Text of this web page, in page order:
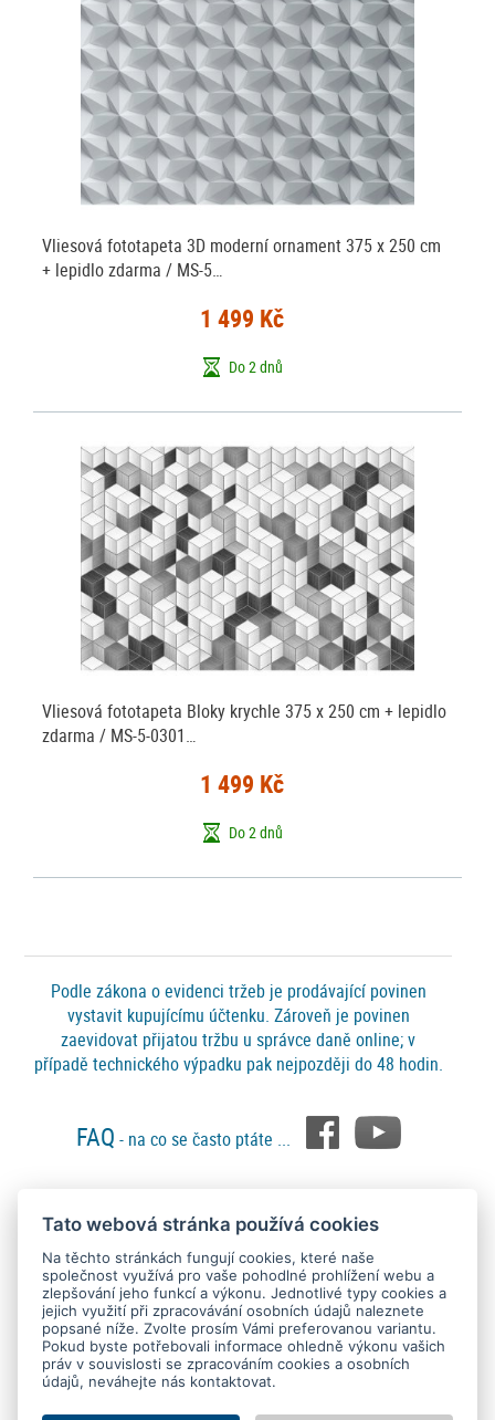
Vliesová fototapeta 3D moderní ornament 375 x 250 cm
+ lepidlo zdarma / MS-5…
1 499 Kč
Do 2 dnů
Vliesová fototapeta Bloky krychle 375 x 250 cm + lepidlo
zdarma / MS-5-0301…
1 499 Kč
Do 2 dnů
Podle zákona o evidenci tržeb je prodávající povinen
vystavit kupujícímu účtenku. Zároveň je povinen
zaevidovat přijatou tržbu u správce daně online; v
případě technického výpadku pak nejpozději do 48 hodin.
FAQ - na co se často ptáte ...
Platební metody
Copyright © 2015 - 2026SEO kvalitně
Kontakt
Ochrana osobních údajů O nás Obchodní podmínky
Tato webová stránka používá cookies
Na těchto stránkách fungují cookies, které naše
společnost využívá pro vaše pohodlné prohlížení webu a
zlepšování jeho funkcí a výkonu. Jednotlivé typy cookies a
jejich využití při zpracovávání osobních údajů naleznete
popsané níže. Zvolte prosím Vámi preferovanou variantu.
Pokud byste potřebovali informace ohledně výkonu vašich
práv v souvislosti se zpracováním cookies a osobních
údajů, neváhejte nás kontaktovat.